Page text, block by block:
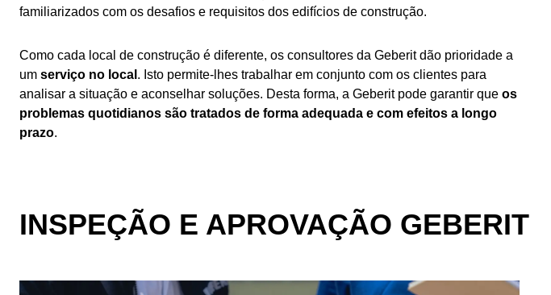
familiarizados com os desafios e requisitos dos edifícios de construção.
Como cada local de construção é diferente, os consultores da Geberit dão prioridade a
um serviço no local . Isto permite-lhes trabalhar em conjunto com os clientes para
analisar a situação e aconselhar soluções. Desta forma, a Geberit pode garantir que os
problemas quotidianos são tratados de forma adequada e com efeitos a longo
prazo.
INSPEÇÃO E APROVAÇÃO GEBERIT